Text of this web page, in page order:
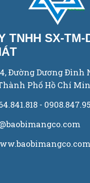
TNHH SX-TM-
Đường Dương Đình
Phố Hồ Chí
-